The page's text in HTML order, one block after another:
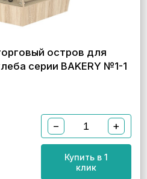
остров для
серии BAKERY №1-1
− +
Купить в 1
клик